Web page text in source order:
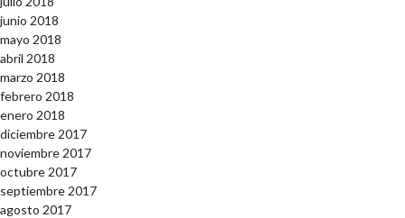
junio 2018
mayo 2018
abril 2018
marzo 2018
febrero 2018
enero 2018
diciembre 2017
noviembre 2017
octubre 2017
septiembre 2017
agosto 2017